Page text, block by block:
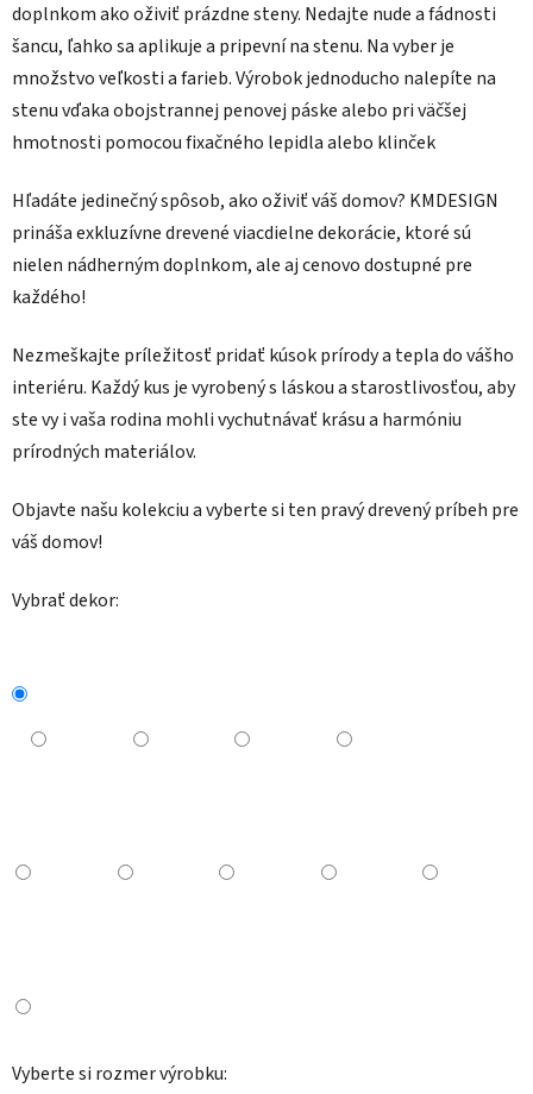
doplnkom ako oživiť prázdne steny. Nedajte nude a fádnosti
šancu, ľahko sa aplikuje a pripevní na stenu. Na vyber je
množstvo veľkosti a farieb. Výrobok jednoducho nalepíte na
stenu vďaka obojstrannej penovej páske alebo pri väčšej
hmotnosti pomocou fixačného lepidla alebo klinček
Hľadáte jedinečný spôsob, ako oživiť váš domov? KMDESIGN
prináša exkluzívne drevené viacdielne dekorácie, ktoré sú
nielen nádherným doplnkom, ale aj cenovo dostupné pre
každého!
Nezmeškajte príležitosť pridať kúsok prírody a tepla do vášho
interiéru. Každý kus je vyrobený s láskou a starostlivosťou, aby
ste vy i vaša rodina mohli vychutnávať krásu a harmóniu
prírodných materiálov.
Objavte našu kolekciu a vyberte si ten pravý drevený príbeh pre
váš domov!
Vybrať dekor:
Vyberte si rozmer výrobku: